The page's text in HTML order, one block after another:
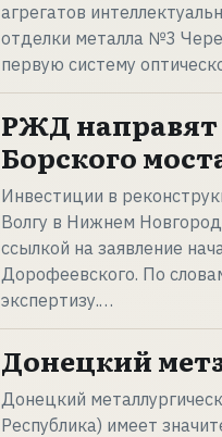
агрегатов
отделки металла №3
первую систему
РЖД направят
Борского
Инвестиции в
Волгу в Нижнем
ссылкой на заявление
Дорофеевского. По
экспертизу.…
Донецкий
Донецкий
Республика) имеет